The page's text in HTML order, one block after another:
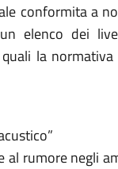
conformita a
elenco dei
la normativa
rumore negli